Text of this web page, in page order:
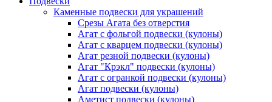
Каменные подвески для украшений
Срезы Агата без отверстия
Агат с фольгой подвески (кулоны)
Агат с кварцем подвески (кулоны)
Агат резной подвески (кулоны)
Агат "Крэкл" подвески (кулоны)
Агат с огранкой подвески (кулоны)
Агат подвески (кулоны)
Аметист подвески (кулоны)